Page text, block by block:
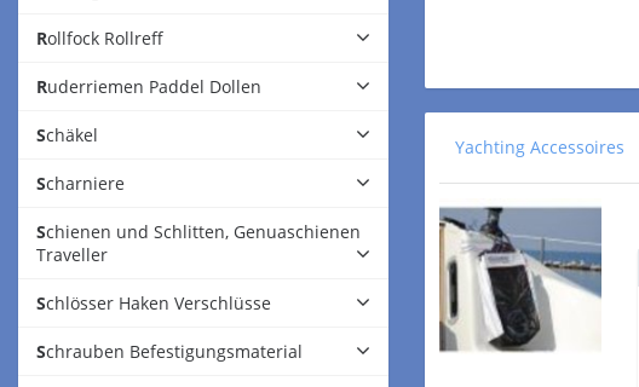
Rollfock Rollreff
Ruderriemen Paddel Dollen
Schäkel
Scharniere
Schienen und Schlitten, Genuaschienen
Traveller
Schlösser Haken Verschlüsse
Schrauben Befestigungsmaterial
Yachting Accessoires